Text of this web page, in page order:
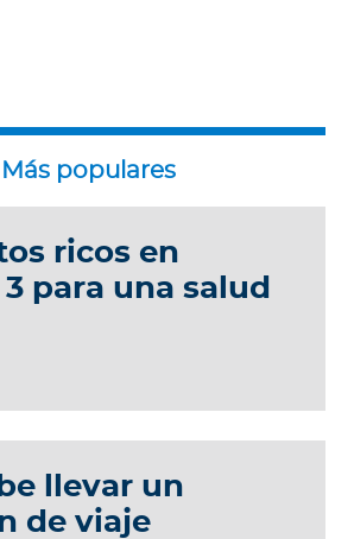
ricos en
para una salud
llevar un
de viaje